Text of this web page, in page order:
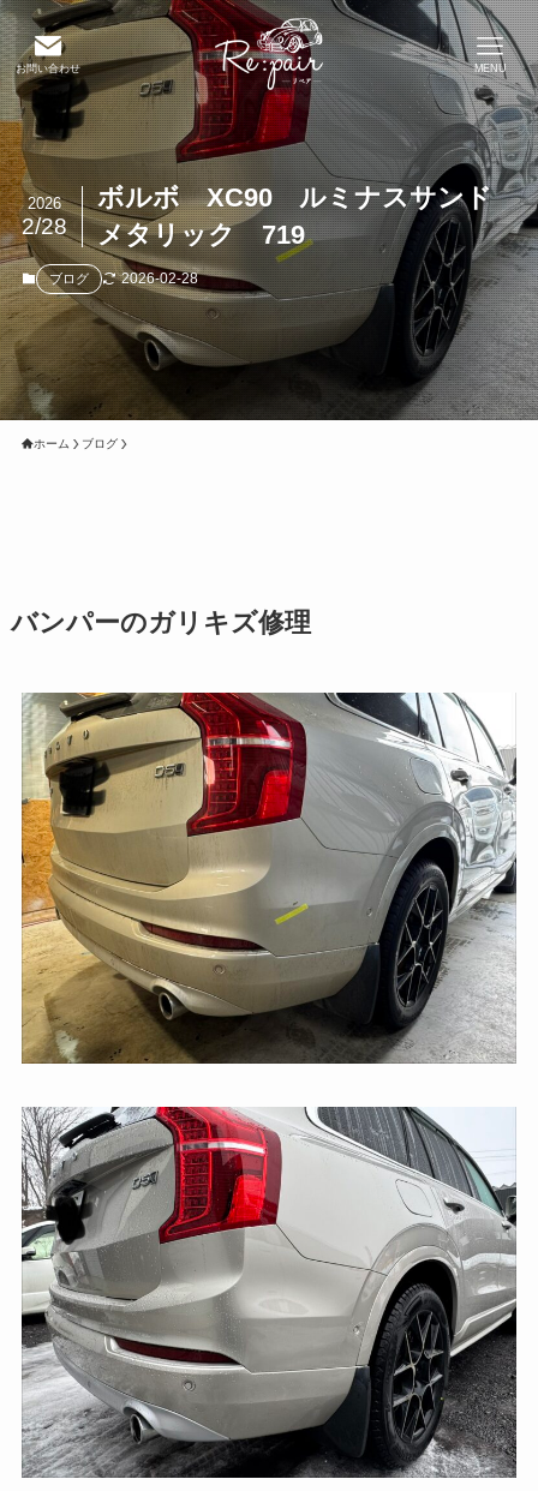
お問い合わせ MENU
ボルボ XC90 ルミナスサンド
メタリック 719
2026
2/28
ブログ 2026-02-28
ホーム ブログ
バンパーのガリキズ修理